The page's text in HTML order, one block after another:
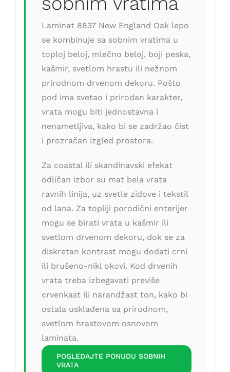
Laminat 8837 New England Oak lepo
se kombinuje sa sobnim vratima u
toploj beloj, mlečno beloj, boji peska,
kašmir, svetlom hrastu ili nežnom
prirodnom drvenom dekoru. Pošto
pod ima svetao i prirodan karakter,
vrata mogu biti jednostavna i
nenametljiva, kako bi se zadržao čist
i prozračan izgled prostora.
Za coastal ili skandinavski efekat
odličan izbor su mat bela vrata
ravnih linija, uz svetle zidove i tekstil
od lana. Za topliji porodični enterijer
mogu se birati vrata u kašmir ili
svetlom drvenom dekoru, dok se za
diskretan kontrast mogu dodati crni
ili brušeno-nikl okovi. Kod drvenih
vrata treba izbegavati previše
crvenkast ili narandžast ton, kako bi
ostala usklađena sa prirodnom,
svetlom hrastovom osnovom
laminata.
POGLEDAJTE PONUDU SOBNIH
VRATA